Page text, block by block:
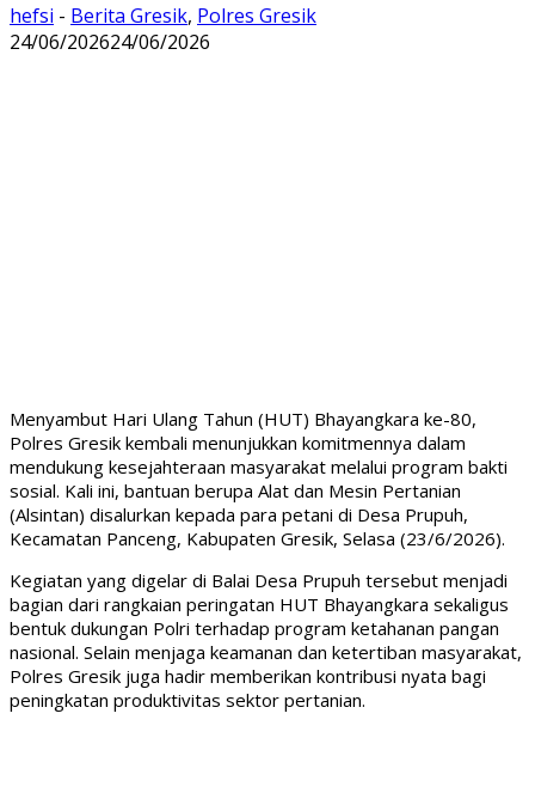
hefsi - Berita Gresik, Polres Gresik
24/06/202624/06/2026
Menyambut Hari Ulang Tahun (HUT) Bhayangkara ke-80,
Polres Gresik kembali menunjukkan komitmennya dalam
mendukung kesejahteraan masyarakat melalui program bakti
sosial. Kali ini, bantuan berupa Alat dan Mesin Pertanian
(Alsintan) disalurkan kepada para petani di Desa Prupuh,
Kecamatan Panceng, Kabupaten Gresik, Selasa (23/6/2026).
Kegiatan yang digelar di Balai Desa Prupuh tersebut menjadi
bagian dari rangkaian peringatan HUT Bhayangkara sekaligus
bentuk dukungan Polri terhadap program ketahanan pangan
nasional. Selain menjaga keamanan dan ketertiban masyarakat,
Polres Gresik juga hadir memberikan kontribusi nyata bagi
peningkatan produktivitas sektor pertanian.